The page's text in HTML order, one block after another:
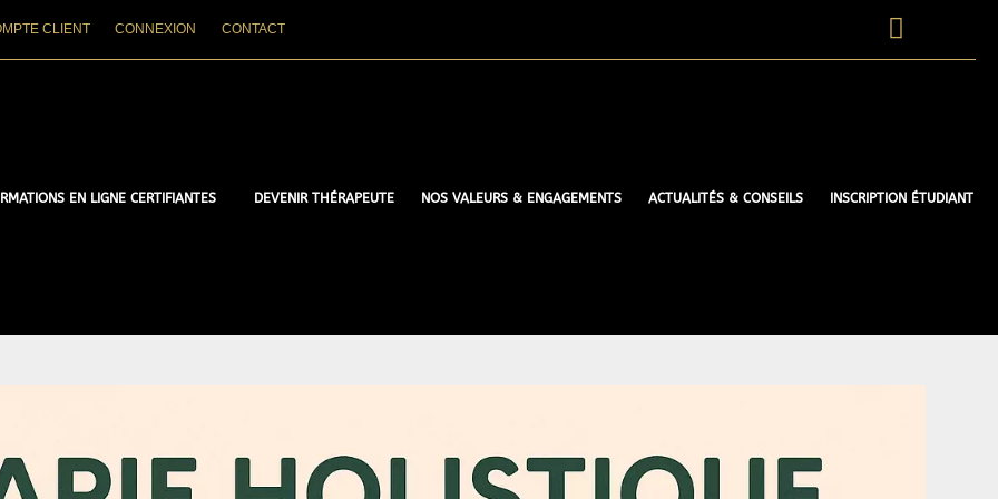
CLIENT CONNEXION CONTACT
EN LIGNE CERTIFIANTES DEVENIR THÉRAPEUTE NOS VALEURS & ENGAGEMENTS ACTUALITÉS & CONSEILS INSCRIPTION ÉTUDIANT